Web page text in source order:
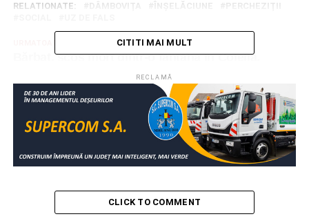
RELATIONATE: DÂMBOVIŢA ÎNŞELĂCIUNE
PERCHEZIŢII
Bărbat, scos mort dintr-o fântână în Colelia,
NU RATAȚI
SC Elegant Modern SRL: Anunț depunere
solicitare obținere autorizație de mediu
CITITI MAI MULT
RECLAMĂ
CLICK TO COMMENT